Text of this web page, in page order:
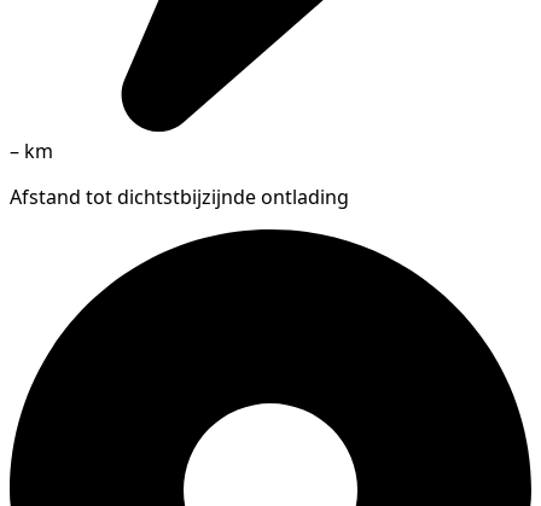
– km
Afstand tot dichtstbijzijnde ontlading